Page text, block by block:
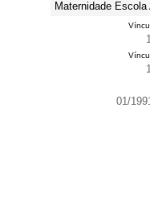
Maternidade
01/